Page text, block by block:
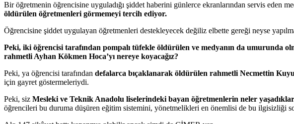
Bir öğretmenin öğrencisine uyguladığı şiddet haberini günlerce ekranlarından servis eden
öldürülen öğretmenleri görmemeyi tercih ediyor.
Öğrencisine şiddet uygulayan öğretmenleri destekleyecek değiliz elbette gereği neyse
Peki, iki öğrencisi tarafından pompalı tüfekle öldürülen ve medyanın da umurunda
rahmetli Ayhan Kökmen Hoca’yı nereye koyacağız?
Peki, ya öğrencisi tarafından defalarca bıçaklanarak öldürülen rahmetli Necmettin
için gayret göstermeleriydi.
Peki, siz Mesleki ve Teknik Anadolu liselerindeki bayan öğretmenlerin neler
öğrencileri bu duruma düşüren eğitim sistemini, yönetmelikleri en önemlisi de bu ilgisizliği